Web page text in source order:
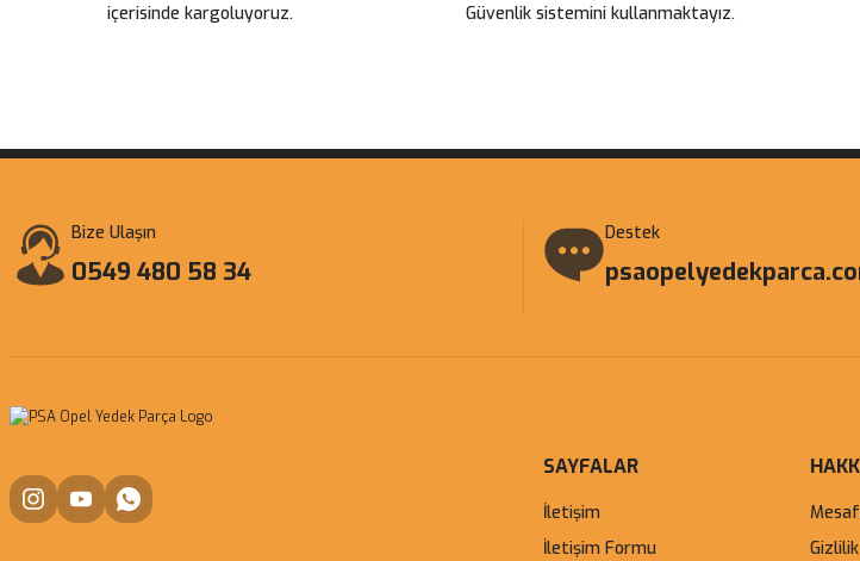
içerisinde kargoluyoruz.
Güvenlik sistemini kullanmaktayız.
Bize Ulaşın
0549 480 58 34
Destek
SAYFALAR
İletişim
İletişim Formu